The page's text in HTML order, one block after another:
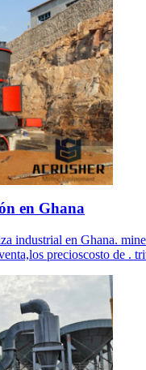
en Ghana
industrial en Ghana.
precioscosto de .